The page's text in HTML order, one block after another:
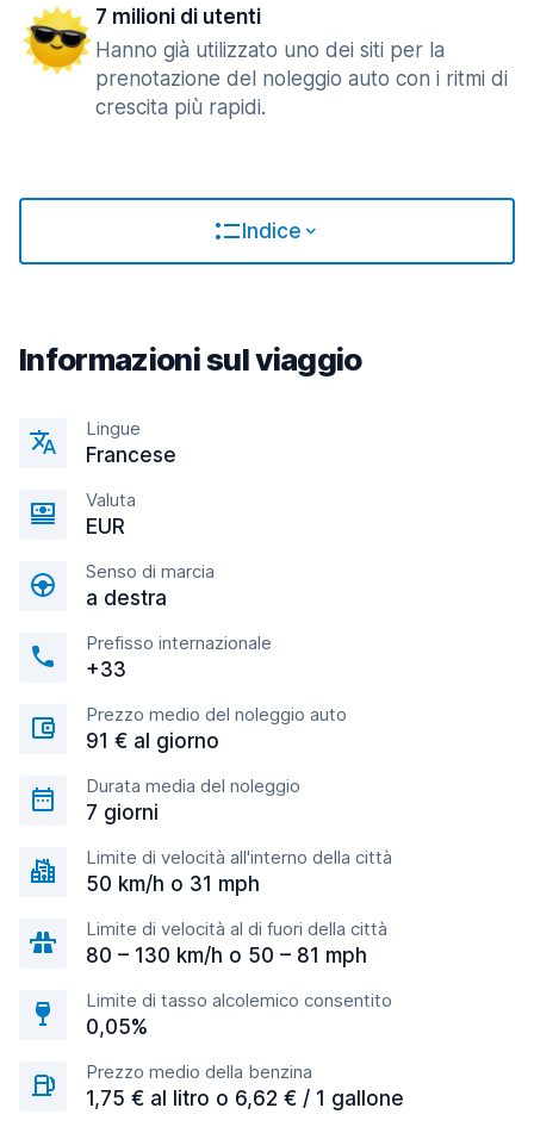
7 milioni di utenti
Hanno già utilizzato uno dei siti per la
prenotazione del noleggio auto con i ritmi di
crescita più rapidi.
Indice
Informazioni sul viaggio
Lingue
Francese
Valuta
EUR
Senso di marcia
a destra
Prefisso internazionale
+33
Prezzo medio del noleggio auto
91 € al giorno
Durata media del noleggio
7 giorni
Limite di velocità all'interno della città
50 km/h o 31 mph
Limite di velocità al di fuori della città
80 – 130 km/h o 50 – 81 mph
Limite di tasso alcolemico consentito
0,05%
Prezzo medio della benzina
1,75 € al litro o 6,62 € / 1 gallone